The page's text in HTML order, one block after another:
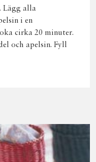
Lägg alla
i en
cirka 20 minuter.
och apelsin. Fyll